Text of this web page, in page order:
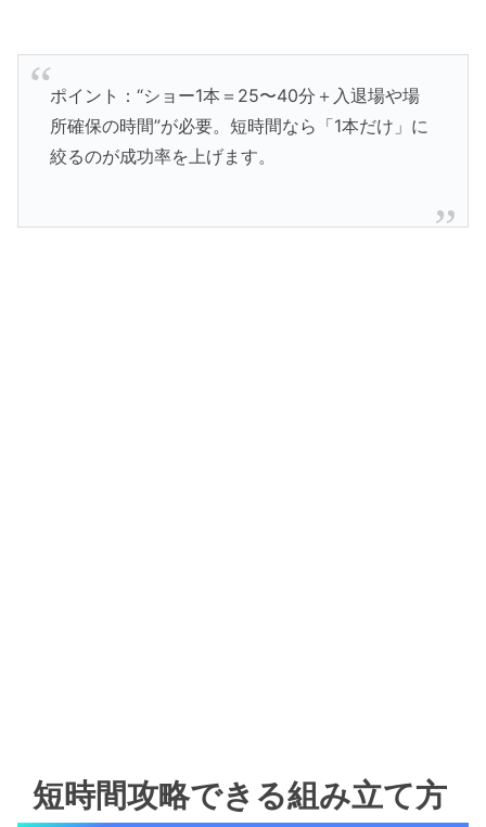
ポイント：“ショー1本＝25〜40分＋入退場や場
所確保の時間”が必要。短時間なら「1本だけ」に
絞るのが成功率を上げます。
短時間攻略できる組み立て方